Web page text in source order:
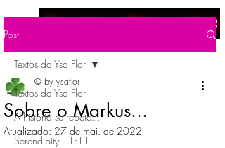
Menu
Post
Textos da Ysa Flor
A história se repete...
Serendipity 11:11
Textos da Ysa Flor
Sobre o Markus...
© by ysaflor
Atualizado: 27 de mai. de 2022